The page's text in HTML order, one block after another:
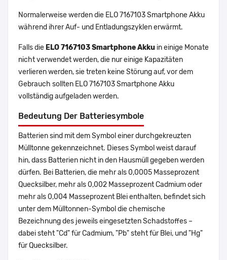
Normalerweise werden die ELO 7167103 Smartphone Akku
während ihrer Auf- und Entladungszyklen erwärmt.
Falls die ELO 7167103 Smartphone Akku in einige Monate
nicht verwendet werden, die nur einige Kapazitäten
verlieren werden, sie treten keine Störung auf, vor dem
Gebrauch sollten ELO 7167103 Smartphone Akku
vollständig aufgeladen werden.
Bedeutung Der Batteriesymbole
Batterien sind mit dem Symbol einer durchgekreuzten
Mülltonne gekennzeichnet. Dieses Symbol weist darauf
hin, dass Batterien nicht in den Hausmüll gegeben werden
dürfen. Bei Batterien, die mehr als 0,0005 Masseprozent
Quecksilber, mehr als 0,002 Masseprozent Cadmium oder
mehr als 0,004 Masseprozent Blei enthalten, befindet sich
unter dem Mülltonnen-Symbol die chemische
Bezeichnung des jeweils eingesetzten Schadstoffes –
dabei steht "Cd" für Cadmium, "Pb" steht für Blei, und "Hg"
für Quecksilber.